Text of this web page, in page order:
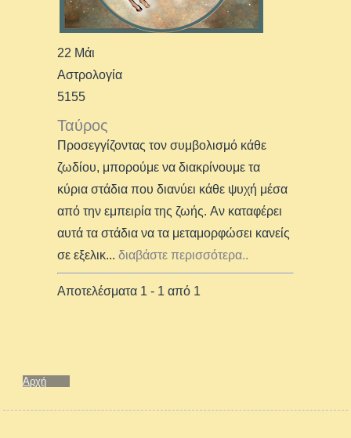
22 Μάι
Αστρολογία
5155
Ταύρος
Προσεγγίζοντας τον συμβολισμό κάθε
ζωδίου, μπορούμε να διακρίνουμε τα
κύρια στάδια που διανύει κάθε ψυχή μέσα
από την εμπειρία της ζωής. Αν καταφέρει
αυτά τα στάδια να τα μεταμορφώσει κανείς
σε εξελικ... διαβάστε περισσότερα..
Αποτελέσματα 1 - 1 από 1
Αρχή